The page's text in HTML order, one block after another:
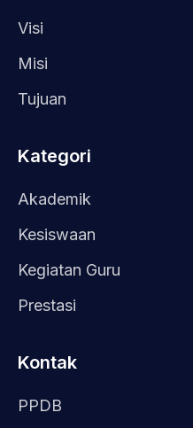
Visi
Misi
Tujuan
Kategori
Akademik
Kesiswaan
Kegiatan Guru
Prestasi
Kontak
PPDB